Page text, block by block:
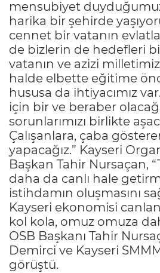
mensubiyet
harika bir şehirde
cennet bir vatanın
de bizlerin de hedefleri
vatanın ve azizi
halde elbette eğitime
hususa da ihtiyacımız
için bir ve beraber
sorunlarımızı birlikte
Çalışanlara, çaba
yapacağız.” Kayseri
Başkan Tahir Nursaçan,
daha da canlı hale
istihdamın oluşmasını
Kayseri ekonomisi
kol kola, omuz omuza
OSB Başkanı Tahir
Demirci ve Kayseri
görüştü.